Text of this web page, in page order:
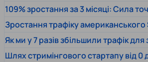
109% зростання за 3 місяці: Сила
Зростання трафіку американського
Як ми у 7 разів збільшили трафік
Шлях стримінгового стартапу від 0